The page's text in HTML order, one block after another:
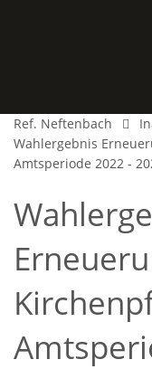
Ref. Neftenbach
Wahlergebnis
Amtsperiode 2022 -